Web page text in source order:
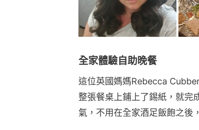
全家體驗自助晚餐
這位英國媽媽Rebecca
整張餐桌上鋪上了錫紙，就完
氣，不用在全家酒足飯飽之後